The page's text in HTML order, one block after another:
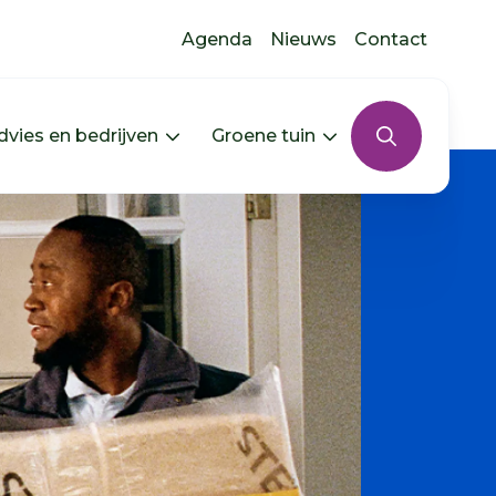
Agenda Nieuws Contact
uitklappen
jouw buurt uitklappen
en bedrijven Menu Advies en bedrijven
Groene tuin Menu Groene